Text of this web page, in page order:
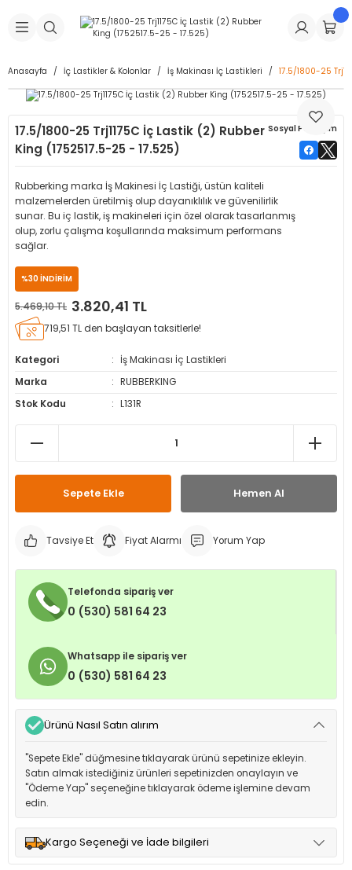
Geri Dön
Makineleri
Geri Dön
Dolgu Lastikleri
Dolgu Lastikleri
Geri Dön
İç Lastikleri
İç Lastikleri
Geri Dön
Geri Dön
& Sibop İlaveleri
Kapağı
Geri Dön
Tüpü
Spreyler
Geri Dön
Makinesi Yedek Parçaları
Yedek Parçaları
Anasayfa İç Lastikler & Kolonlar İş Makinası İç Lastikleri 17.5/1800-25
17.5/1800-25 Trj1175C İç Lastik (2) Rubber
King (1752517.5-25 - 17.525)
Sosyal Paylaşım
Rubberking marka İş Makinesi İç Lastiği, üstün kaliteli
malzemelerden üretilmiş olup dayanıklılık ve güvenilirlik
sunar. Bu iç lastik, iş makineleri için özel olarak tasarlanmış
olup, zorlu çalışma koşullarında maksimum performans
sağlar.
%30 İNDİRİM
5.469,10 TL 3.820,41 TL
719,51 TL den başlayan taksitlerle!
Kategori
İş Makinası İç Lastikleri
Marka
RUBBERKING
Stok Kodu
L131R
Sepete Ekle Hemen Al
Tavsiye Et Fiyat Alarmı Yorum Yap
Telefonda sipariş ver
0 (530) 581 64 23
Whatsapp ile sipariş ver
0 (530) 581 64 23
Ürünü Nasıl Satın alırım
"Sepete Ekle" düğmesine tıklayarak ürünü sepetinize ekleyin.
Satın almak istediğiniz ürünleri sepetinizden onaylayın ve
"Ödeme Yap" seçeneğine tıklayarak ödeme işlemine devam
edin.
Kargo Seçeneği ve İade bilgileri